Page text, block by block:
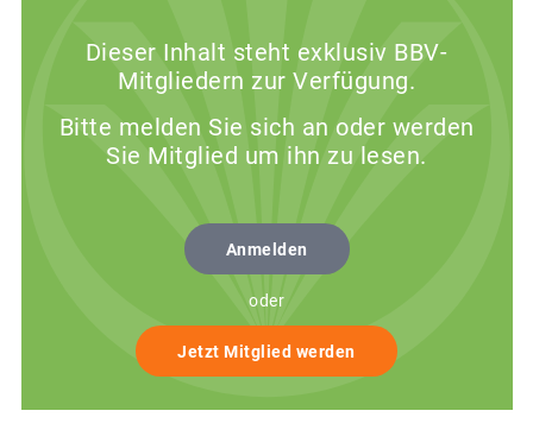
Dieser Inhalt steht exklusiv BBV-
Mitgliedern zur Verfügung.
Bitte melden Sie sich an oder werden
Sie Mitglied um ihn zu lesen.
Anmelden
oder
Jetzt Mitglied werden